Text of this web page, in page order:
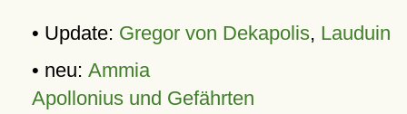
• Update: Gregor von Dekapolis, Lauduin
• neu: Ammia
Apollonius und Gefährten